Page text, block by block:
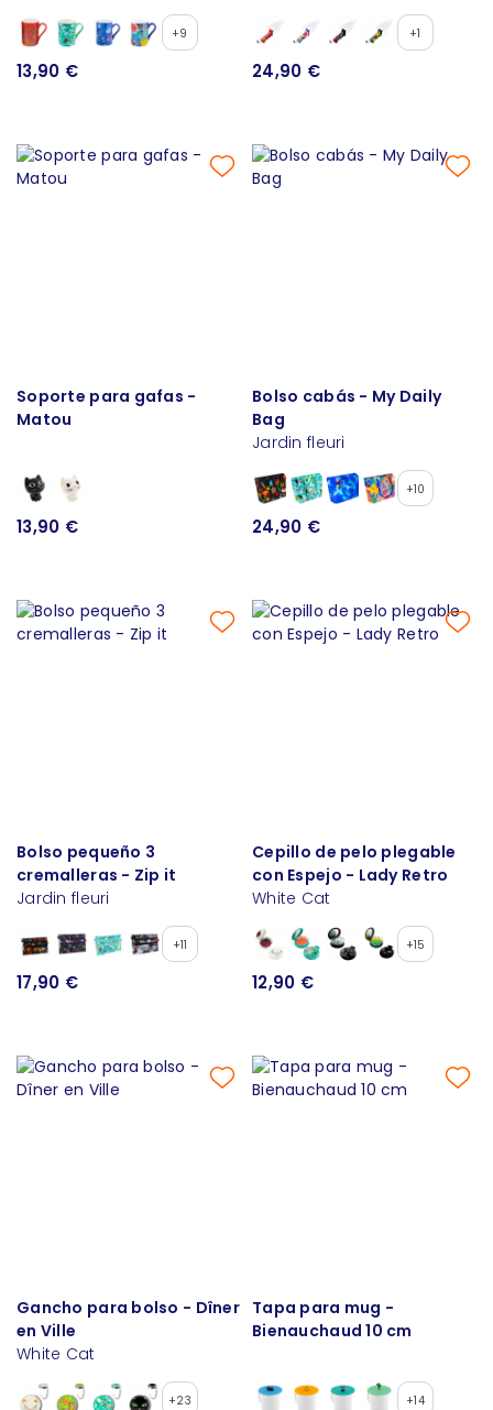
+9
13,90 €
+1
24,90 €
Soporte para gafas -
Matou
13,90 €
Bolso cabás - My Daily
Bag
Jardin fleuri
+10
24,90 €
Bolso pequeño 3
cremalleras - Zip it
Jardin fleuri
+11
17,90 €
Cepillo de pelo plegable
con Espejo - Lady Retro
White Cat
+15
12,90 €
Gancho para bolso - Dîner
en Ville
White Cat
+23
Tapa para mug -
Bienauchaud 10 cm
+14